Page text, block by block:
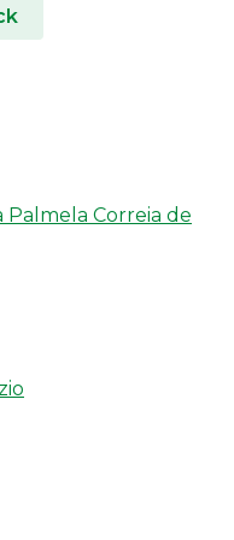
Palmela Correia de